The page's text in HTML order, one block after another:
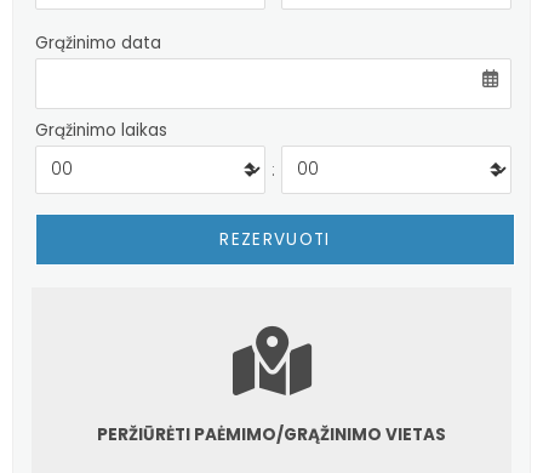
Grąžinimo data
Grąžinimo laikas
:
PERŽIŪRĖTI PAĖMIMO/GRĄŽINIMO VIETAS